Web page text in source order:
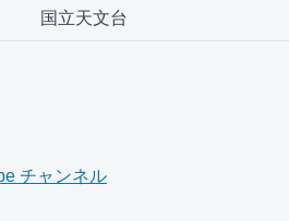
国立天文台
チャンネル